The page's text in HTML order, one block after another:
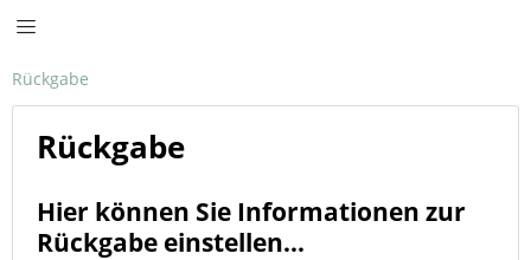
Rückgabe
Rückgabe
Hier können Sie Informationen zur
Rückgabe einstellen...